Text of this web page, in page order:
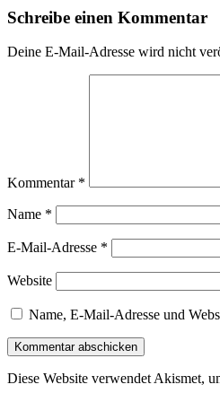
Schreibe einen Kommentar
Deine E-Mail-Adresse wird nicht
Kommentar *
Name *
E-Mail-Adresse *
Website
Name, E-Mail-Adresse und
Diese Website verwendet Akismet,